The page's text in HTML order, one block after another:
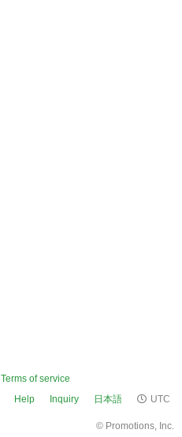
Terms of service
Help Inquiry 日本語 UTC
© Promotions, Inc.